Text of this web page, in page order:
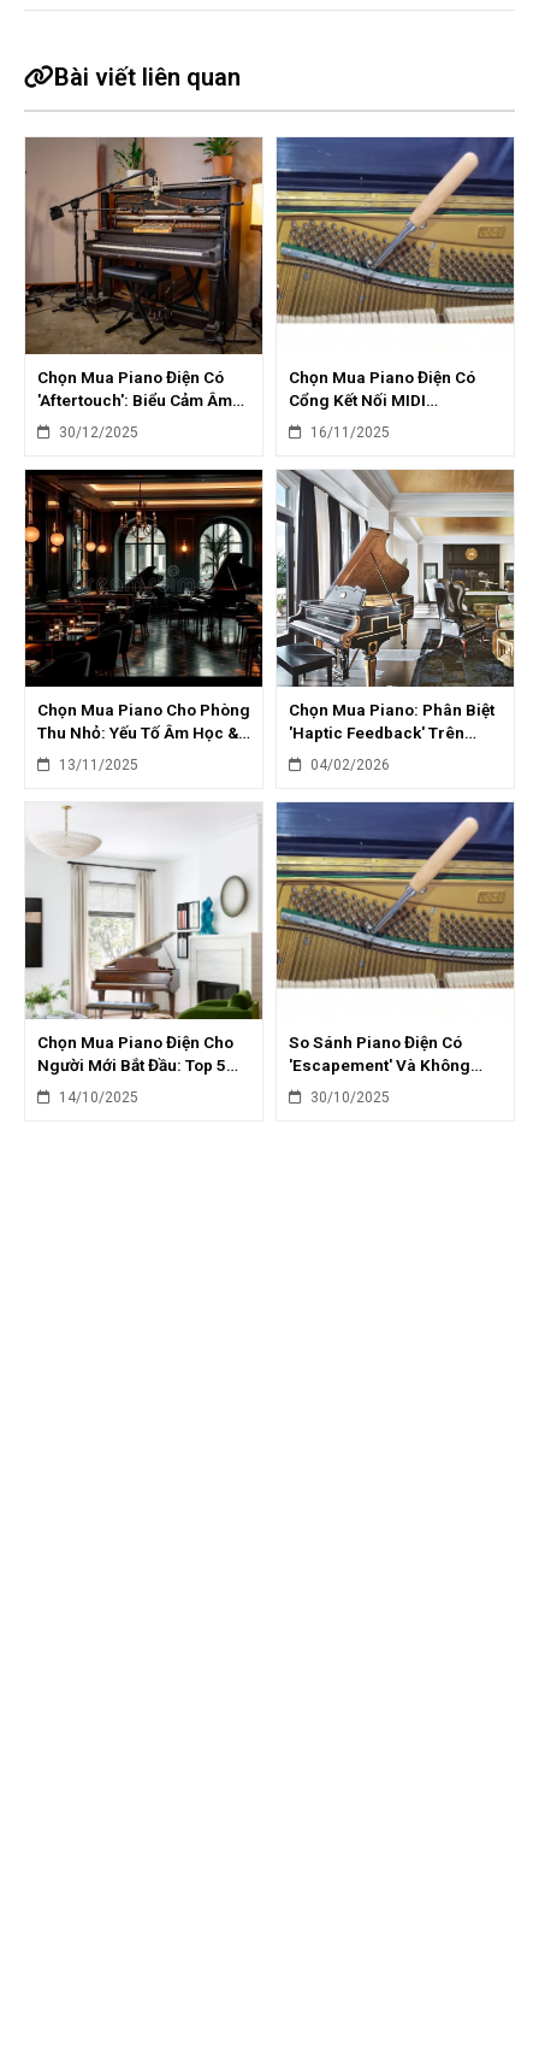
Bài viết liên quan
Chọn Mua Piano Điện Có
'Aftertouch': Biểu Cảm Âm
Thanh Đa Dạng
30/12/2025
Chọn Mua Piano Điện Có
Cổng Kết Nối MIDI
Bluetooth: Tiện Lợi & Hiện
16/11/2025
Chọn Mua Piano Cho Phòng
Thu Nhỏ: Yếu Tố Âm Học &
Model Gợi Ý
13/11/2025
Chọn Mua Piano: Phân Biệt
'Haptic Feedback' Trên
Piano Điện
04/02/2026
Chọn Mua Piano Điện Cho
Người Mới Bắt Đầu: Top 5
Sai Lầm Cần Tránh
14/10/2025
So Sánh Piano Điện Có
'Escapement' Và Không
'Escapement': Chọn Gì?
30/10/2025